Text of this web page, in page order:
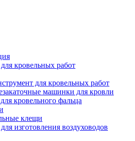
кровельных работ
для кровельных работ
машинки для кровли
кровельного фальца
клещи
изготовления воздуховодов